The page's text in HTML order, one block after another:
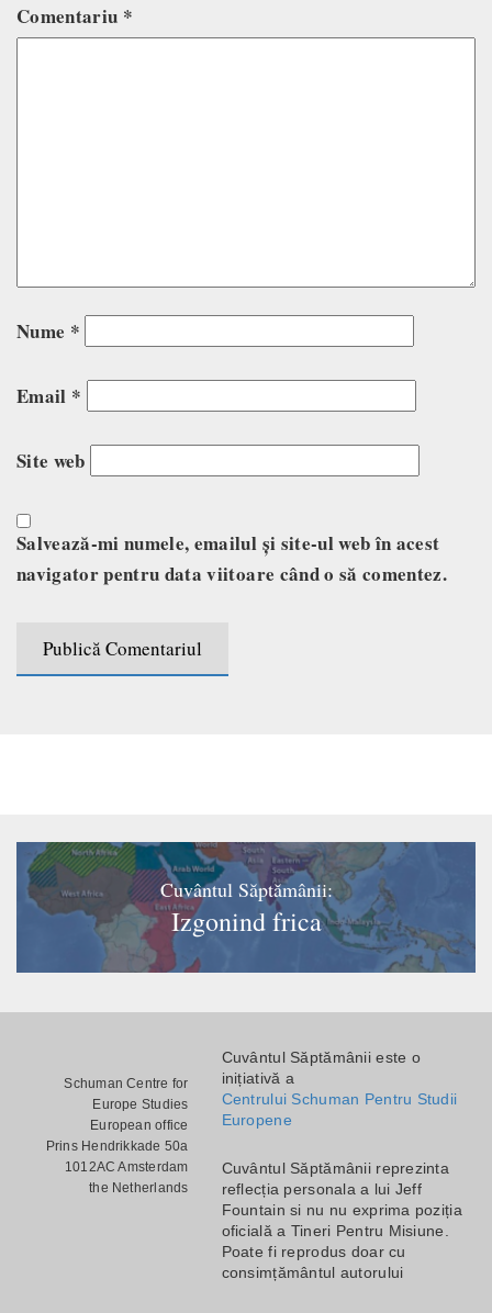
Comentariu *
Nume *
Email *
Site web
Salvează-mi numele, emailul și site-ul web în acest
navigator pentru data viitoare când o să comentez.
Cuvântul Săptămânii:
Izgonind frica
Schuman Centre for
Europe Studies
European office
Prins Hendrikkade 50a
1012AC Amsterdam
the Netherlands
Cuvântul Săptămânii este o
inițiativă a
Centrului Schuman Pentru Studii
Europene
Cuvântul Săptămânii reprezinta
reflecția personala a lui Jeff
Fountain si nu nu exprima poziția
oficială a Tineri Pentru Misiune.
Poate fi reprodus doar cu
consimțământul autorului